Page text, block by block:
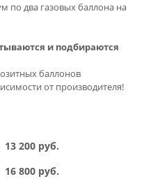
по два газовых баллона на
и подбираются
баллонов
от производителя!
13 200 руб.
16 800 руб.